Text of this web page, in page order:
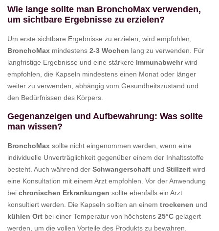
Wie lange sollte man BronchoMax verwenden,
um sichtbare Ergebnisse zu erzielen?
Um erste sichtbare Ergebnisse zu erzielen, wird empfohlen,
BronchoMax mindestens 2-3 Wochen lang zu verwenden. Für
langfristige Ergebnisse und eine stärkere Immunabwehrwird
empfohlen, die Kapseln mindestens einen Monat oder länger
weiter zu verwenden, abhängig vom Gesundheitszustand und
den Bedürfnissen des Körpers.
Gegenanzeigen und Aufbewahrung: Was sollte
man wissen?
BronchoMax sollte nicht eingenommen werden, wenn eine
individuelle Unverträglichkeit gegenüber einem der Inhaltsstoffe
besteht. Auch während der Schwangerschaft und Stillzeit wird
eine Konsultation mit einem Arzt empfohlen. Vor der Anwendung
bei chronischen Erkrankungen sollte ebenfalls ein Arzt
konsultiert werden. Die Kapseln sollten an einem trockenen und
kühlen Ort bei einer Temperatur von höchstens 25°C gelagert
werden, um die vollen Vorteile des Produkts zu bewahren.